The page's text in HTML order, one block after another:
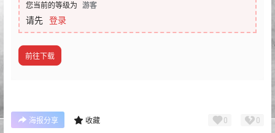
您当前的等级为 游客
请先 登录
前往下载
海报分享 收藏 0 0